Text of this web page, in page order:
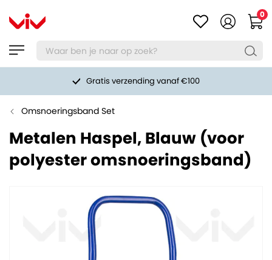
0
Gratis verzending vanaf €100
Omsnoeringsband Set
Metalen Haspel, Blauw (voor
polyester omsnoeringsband)